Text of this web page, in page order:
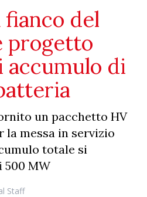
fianco del
progetto
accumulo di
un pacchetto HV
la messa in servizio
totale si
500 MW
Staff